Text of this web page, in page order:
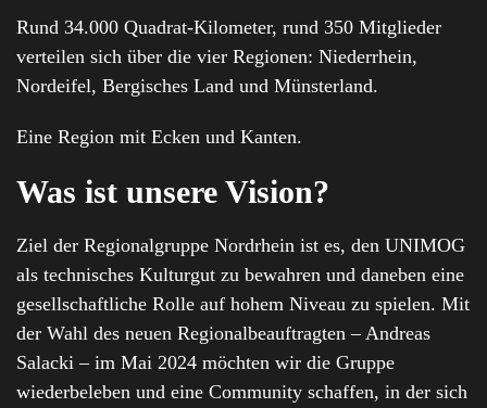
Rund 34.000 Quadrat-Kilometer, rund 350 Mitglieder
verteilen sich über die vier Regionen: Niederrhein,
Nordeifel, Bergisches Land und Münsterland.
Eine Region mit Ecken und Kanten.
Was ist unsere Vision?
Ziel der Regionalgruppe Nordrhein ist es, den UNIMOG
als technisches Kulturgut zu bewahren und daneben eine
gesellschaftliche Rolle auf hohem Niveau zu spielen. Mit
der Wahl des neuen Regionalbeauftragten – Andreas
Salacki – im Mai 2024 möchten wir die Gruppe
wiederbeleben und eine Community schaffen, in der sich